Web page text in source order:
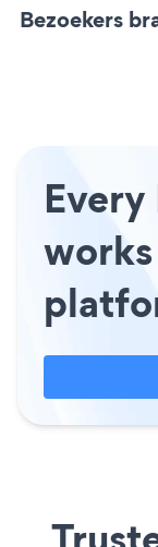
Bezoekers
Every